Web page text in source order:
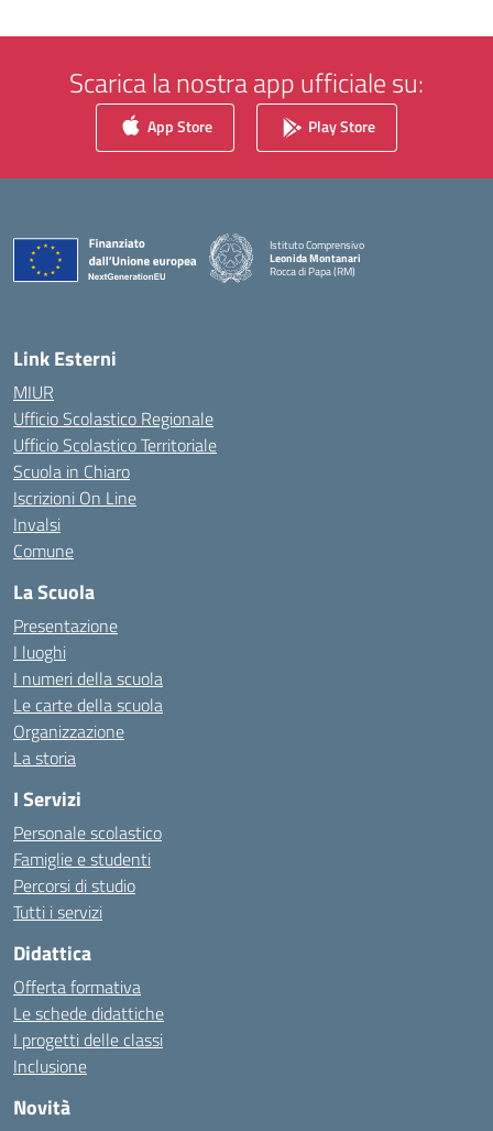
Scarica la nostra app ufficiale su:
App Store Play Store
Istituto Comprensivo
Leonida Montanari
Rocca di Papa (RM)
— Visita la pagina iniziale della scuola
Link Esterni
MIUR
Ufficio Scolastico Regionale
Ufficio Scolastico Territoriale
Scuola in Chiaro
Iscrizioni On Line
Invalsi
Comune
La Scuola
Presentazione
I luoghi
I numeri della scuola
Le carte della scuola
Organizzazione
La storia
I Servizi
Personale scolastico
Famiglie e studenti
Percorsi di studio
Tutti i servizi
Didattica
Offerta formativa
Le schede didattiche
I progetti delle classi
Inclusione
Novità